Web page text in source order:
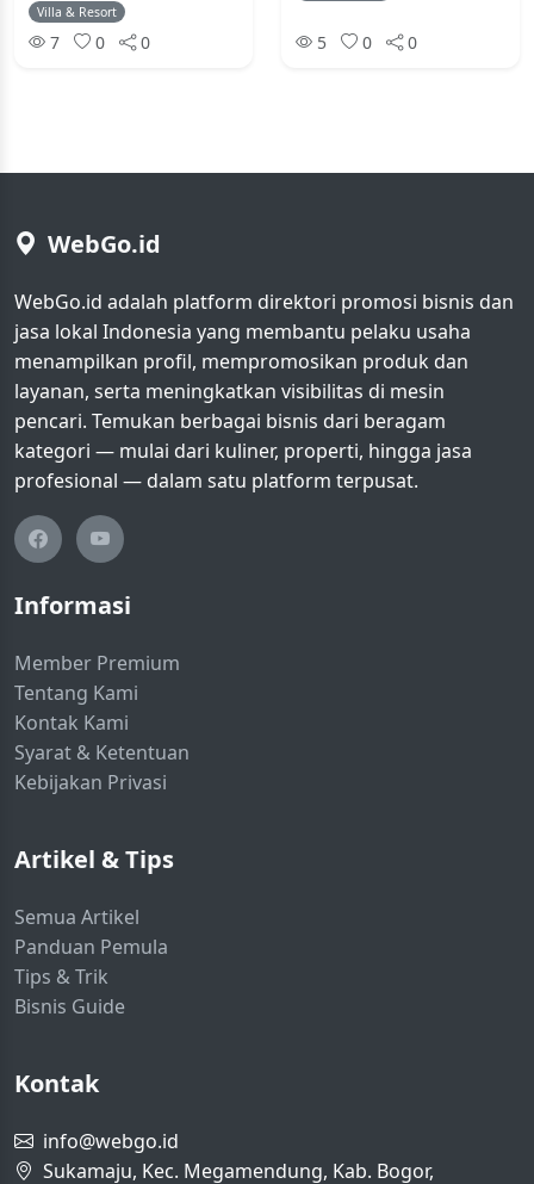
Villa & Resort
7 0 0 5 0 0
WebGo.id
WebGo.id adalah platform direktori promosi bisnis dan
jasa lokal Indonesia yang membantu pelaku usaha
menampilkan profil, mempromosikan produk dan
layanan, serta meningkatkan visibilitas di mesin
pencari. Temukan berbagai bisnis dari beragam
kategori — mulai dari kuliner, properti, hingga jasa
profesional — dalam satu platform terpusat.
Informasi
Member Premium
Tentang Kami
Kontak Kami
Syarat & Ketentuan
Kebijakan Privasi
Artikel & Tips
Semua Artikel
Panduan Pemula
Tips & Trik
Bisnis Guide
Kontak
info@webgo.id
Sukamaju, Kec. Megamendung, Kab. Bogor,